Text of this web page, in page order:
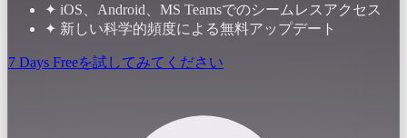
✦ iOS、Android、MS Teamsでのシームレスアクセス
✦ 新しい科学的頻度による無料アップデート
7 Days Freeを試してみてください